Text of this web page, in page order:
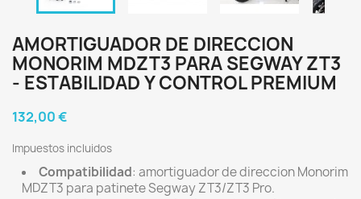
AMORTIGUADOR DE DIRECCION
MONORIM MDZT3 PARA SEGWAY ZT3
- ESTABILIDAD Y CONTROL PREMIUM
132,00 €
Impuestos incluidos
Compatibilidad: amortiguador de direccion Monorim
MDZT3 para patinete Segway ZT3/ZT3 Pro.